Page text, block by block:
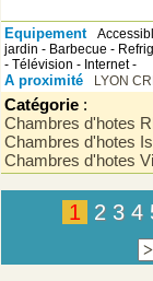
Equipement
jardin - Barbecue -
- Télévision - Internet -
A proximité LYON
Catégorie :
Chambres d'hotes
Chambres d'hotes
Chambres d'hotes
1 2 3 4